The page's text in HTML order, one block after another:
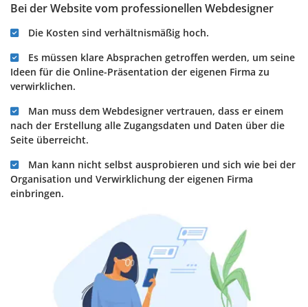
Bei der Website vom professionellen Webdesigner
Die Kosten sind verhältnismäßig hoch.
Es müssen klare Absprachen getroffen werden, um seine
Ideen für die Online-Präsentation der eigenen Firma zu
verwirklichen.
Man muss dem Webdesigner vertrauen, dass er einem
nach der Erstellung alle Zugangsdaten und Daten über die
Seite überreicht.
Man kann nicht selbst ausprobieren und sich wie bei der
Organisation und Verwirklichung der eigenen Firma
einbringen.